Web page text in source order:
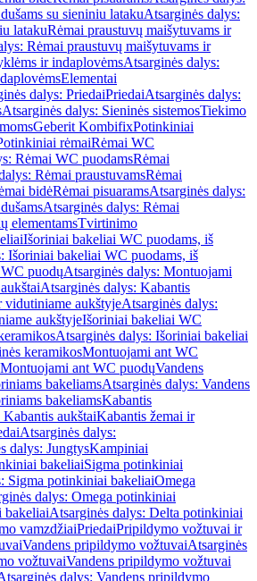
su sieniniu latakuAtsarginės dalys:
latakuRėmai praustuvų maišytuvams ir
Rėmai praustuvų maišytuvams ir
ir indaplovėmsAtsarginės dalys:
Elementai
dalys: PriedaiPriedaiAtsarginės dalys:
Atsarginės dalys: Sieninės sistemosTiekimo
Geberit KombifixPotinkiniai
rėmaiRėmai WC
Rėmai WC puodamsRėmai
Rėmai praustuvamsRėmai
bidėRėmai pisuaramsAtsarginės dalys:
Atsarginės dalys: Rėmai
elementamsTvirtinimo
Išoriniai bakeliai WC puodams, iš
Išoriniai bakeliai WC puodams, iš
puodųAtsarginės dalys: Montuojami
Atsarginės dalys: Kabantis
vidutiniame aukštyjeAtsarginės dalys:
aukštyjeIšoriniai bakeliai WC
Atsarginės dalys: Išoriniai bakeliai
keramikosMontuojami ant WC
ant WC puodųVandens
bakeliamsAtsarginės dalys: Vandens
bakeliamsKabantis
aukštaiKabantis žemai ir
Atsarginės dalys:
dalys: JungtysKampiniai
bakeliaiSigma potinkiniai
Sigma potinkiniai bakeliaiOmega
dalys: Omega potinkiniai
bakeliaiAtsarginės dalys: Delta potinkiniai
vamzdžiaiPriedaiPripildymo vožtuvai ir
Vandens pripildymo vožtuvaiAtsarginės
vožtuvaiVandens pripildymo vožtuvai
dalys: Vandens pripildymo